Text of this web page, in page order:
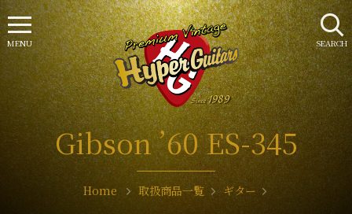
Gibson ’60 ES-345
Home 取扱商品一覧 ギター
SEARCH
MENU